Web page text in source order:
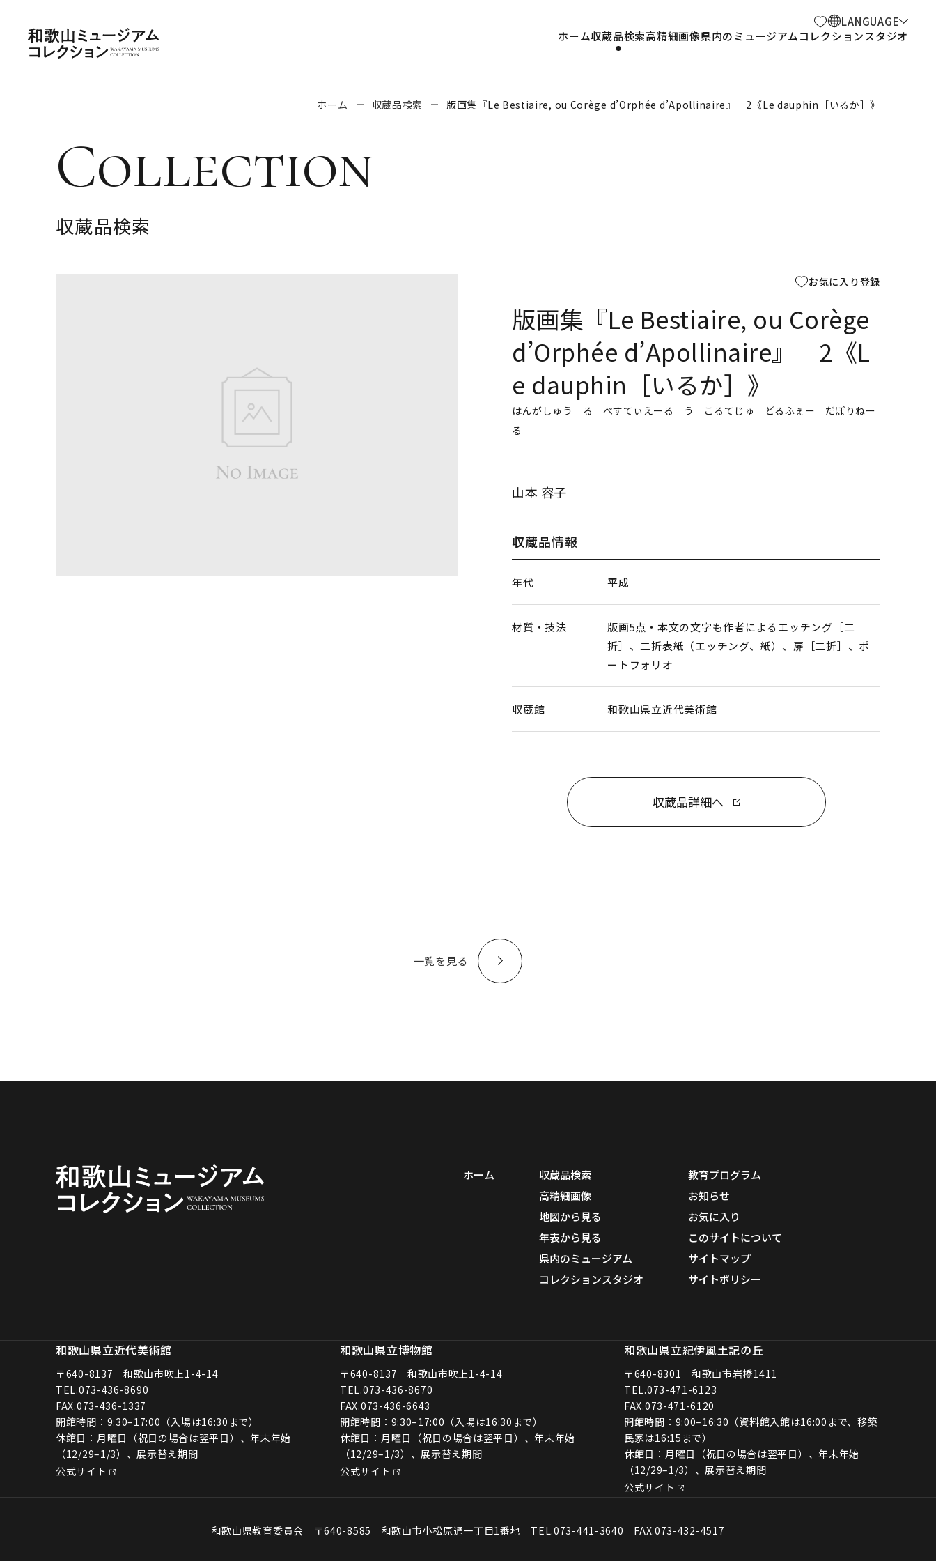
LANGUAGE
ホーム収蔵品検索高精細画像県内のミュージアムコレクションスタジオ
ホーム 収蔵品検索 版画集『Le Bestiaire, ou Corège d’Orphée d’Apollinaire』 2《Le dauphin［いるか］》
Collection
収蔵品検索
お気に入り登録
版画集『Le Bestiaire, ou Corège
d’Orphée d’Apollinaire』 2《L
e dauphin［いるか］》
はんがしゅう る べすてぃえーる う こるてじゅ どるふぇー だぽりねー
る
山本 容子
収蔵品情報
年代 平成
材質・技法
版画5点・本文の文字も作者によるエッチング［二
折］、二折表紙（エッチング、紙）、扉［二折］、ポ
ートフォリオ
収蔵館 和歌山県立近代美術館
収蔵品詳細へ
一覧を見る
ホーム
収蔵品検索
高精細画像
地図から見る
年表から見る
県内のミュージアム
コレクションスタジオ
教育プログラム
お知らせ
お気に入り
このサイトについて
サイトマップ
サイトポリシー
和歌山県立近代美術館
〒640-8137 和歌山市吹上1-4-14
TEL.073-436-8690
FAX.073-436-1337
開館時間：9:30–17:00（入場は16:30まで）
休館日：月曜日（祝日の場合は翌平日）、年末年始
（12/29–1/3）、展示替え期間
公式サイト
和歌山県立博物館
〒640-8137 和歌山市吹上1-4-14
TEL.073-436-8670
FAX.073-436-6643
開館時間：9:30–17:00（入場は16:30まで）
休館日：月曜日（祝日の場合は翌平日）、年末年始
（12/29–1/3）、展示替え期間
公式サイト
和歌山県立紀伊風土記の丘
〒640-8301 和歌山市岩橋1411
TEL.073-471-6123
FAX.073-471-6120
開館時間：9:00–16:30（資料館入館は16:00まで、移築
民家は16:15まで）
休館日：月曜日（祝日の場合は翌平日）、年末年始
（12/29–1/3）、展示替え期間
公式サイト
和歌山県教育委員会 〒640-8585 和歌山市小松原通一丁目1番地 TEL.073-441-3640 FAX.073-432-4517